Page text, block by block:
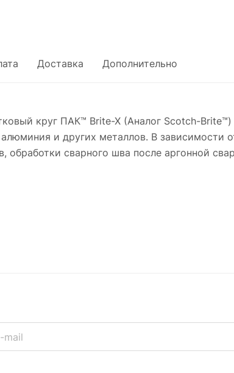
Доставка Дополнительно
круг ПАК™ Brite-X (Аналог Scotch-
и других металлов. В
обработки сварного шва после аргонной